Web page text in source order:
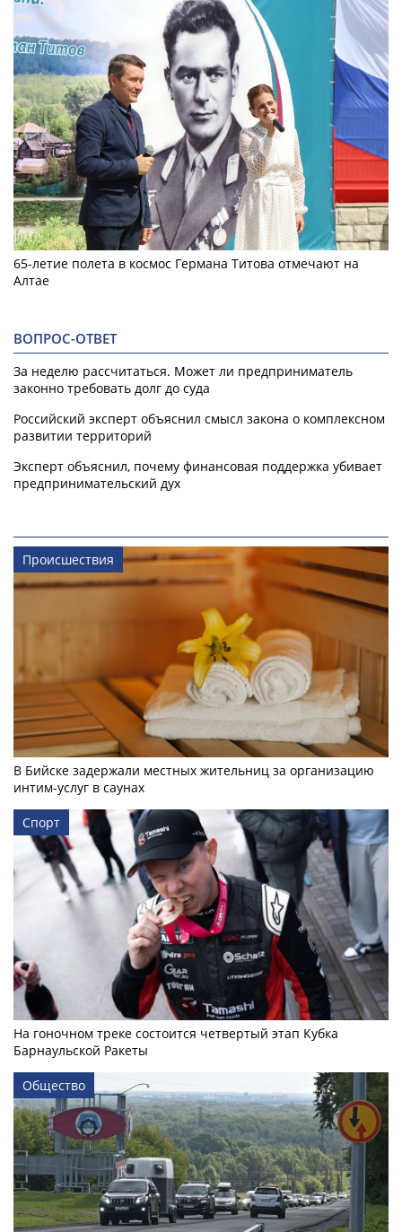
65-летие полета в космос Германа Титова отмечают на
Алтае
ВОПРОС-ОТВЕТ
За неделю рассчитаться. Может ли предприниматель
законно требовать долг до суда
Российский эксперт объяснил смысл закона о комплексном
развитии территорий
Эксперт объяснил, почему финансовая поддержка убивает
предпринимательский дух
Происшествия
В Бийске задержали местных жительниц за организацию
интим-услуг в саунах
Спорт
На гоночном треке состоится четвертый этап Кубка
Барнаульской Ракеты
Общество